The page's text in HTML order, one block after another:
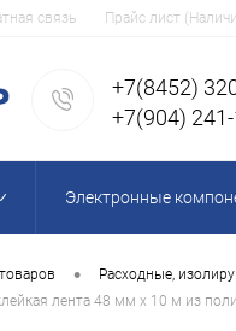
связь Прайс лист
+7(8452)
+7(904)
Электронные
• Расходные,
лента 48 мм х 10 м из